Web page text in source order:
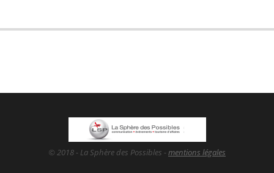
© 2018 - La Sphère des Possibles -mentions légales